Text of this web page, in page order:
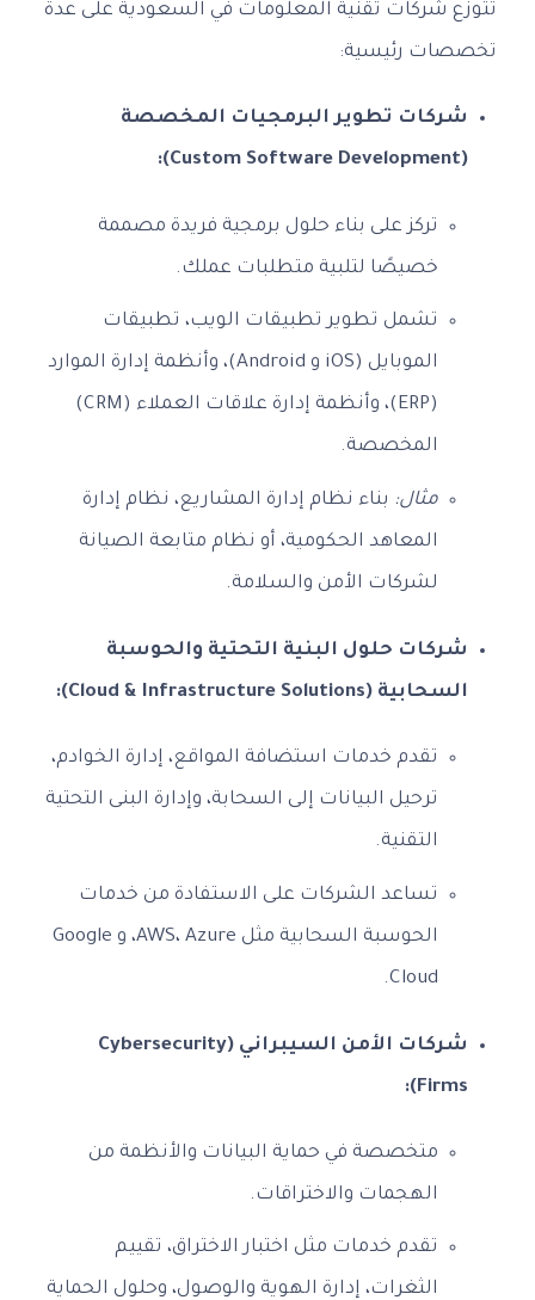
تتوزع شركات تقنية المعلومات في السعودية على عدة
تخصصات رئيسية:
شركات تطوير البرمجيات المخصصة
(Custom Software Development):
تركز على بناء حلول برمجية فريدة مصممة
خصيصًا لتلبية متطلبات عملك.
تشمل تطوير تطبيقات الويب، تطبيقات
الموبايل (iOS و Android)، وأنظمة إدارة الموارد
(ERP)، وأنظمة إدارة علاقات العملاء (CRM)
المخصصة.
مثال: بناء نظام إدارة المشاريع، نظام إدارة
المعاهد الحكومية، أو نظام متابعة الصيانة
لشركات الأمن والسلامة.
شركات حلول البنية التحتية والحوسبة
السحابية (Cloud & Infrastructure Solutions):
تقدم خدمات استضافة المواقع، إدارة الخوادم،
ترحيل البيانات إلى السحابة، وإدارة البنى التحتية
التقنية.
تساعد الشركات على الاستفادة من خدمات
الحوسبة السحابية مثل AWS، Azure، و Google
Cloud.
شركات الأمن السيبراني (Cybersecurity
Firms):
متخصصة في حماية البيانات والأنظمة من
الهجمات والاختراقات.
تقدم خدمات مثل اختبار الاختراق، تقييم
الثغرات، إدارة الهوية والوصول، وحلول الحماية